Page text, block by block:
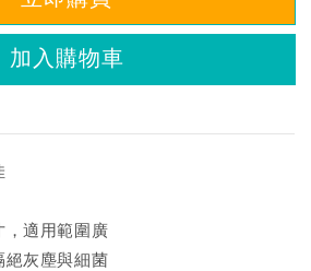
加入購物車
適用範圍廣
灰塵與細菌